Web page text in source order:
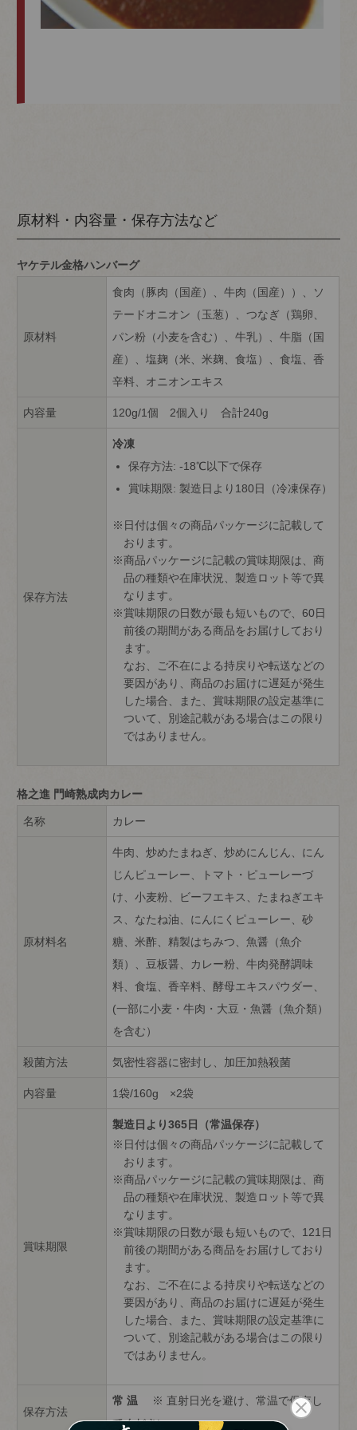
原材料・内容量・保存方法など
ヤケテル金格ハンバーグ
原材料
食肉（豚肉（国産）、牛肉（国産））、ソ
テードオニオン（玉葱）、つなぎ（鶏卵、
パン粉（小麦を含む）、牛乳）、牛脂（国
産）、塩麹（米、米麹、食塩）、食塩、香
辛料、オニオンエキス
内容量 120g/1個 2個入り 合計240g
保存方法
冷凍
保存方法: -18℃以下で保存
賞味期限: 製造日より180日（冷凍保存）
日付は個々の商品パッケージに記載して
おります。
商品パッケージに記載の賞味期限は、商
品の種類や在庫状況、製造ロット等で異
なります。
賞味期限の日数が最も短いもので、60日
前後の期間がある商品をお届けしており
ます。
なお、ご不在による持戻りや転送などの
要因があり、商品のお届けに遅延が発生
した場合、また、賞味期限の設定基準に
ついて、別途記載がある場合はこの限り
ではありません。
格之進 門崎熟成肉カレー
名称 カレー
原材料名
牛肉、炒めたまねぎ、炒めにんじん、にん
じんピューレー、トマト・ピューレーづ
け、小麦粉、ビーフエキス、たまねぎエキ
ス、なたね油、にんにくピューレー、砂
糖、米酢、精製はちみつ、魚醤（魚介
類）、豆板醤、カレー粉、牛肉発酵調味
料、食塩、香辛料、酵母エキスパウダー、
(一部に小麦・牛肉・大豆・魚醤（魚介類）
を含む）
殺菌方法 気密性容器に密封し、加圧加熱殺菌
内容量 1袋/160g ×2袋
賞味期限
製造日より365日（常温保存）
日付は個々の商品パッケージに記載して
おります。
商品パッケージに記載の賞味期限は、商
品の種類や在庫状況、製造ロット等で異
なります。
賞味期限の日数が最も短いもので、121日
前後の期間がある商品をお届けしており
ます。
なお、ご不在による持戻りや転送などの
要因があり、商品のお届けに遅延が発生
した場合、また、賞味期限の設定基準に
ついて、別途記載がある場合はこの限り
ではありません。
保存方法
常 温 ※ 直射日光を避け、常温で保存し
てください。